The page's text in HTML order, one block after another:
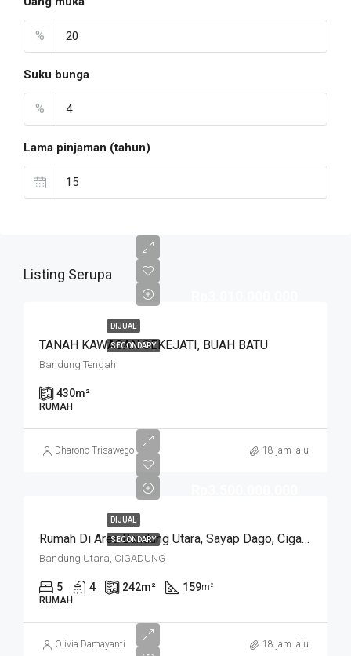
%
Suku bunga
%
Lama pinjaman (tahun)
Listing Serupa
DIJUAL
SECONDARY
TANAH KAWASAN SEKEJATI, BUAH BATU
Bandung Tengah
430m²
RUMAH
Dharono Trisawego 18 jam lalu
DIJUAL
SECONDARY Rumah Di Area Bandung Utara, Sayap Dago, Cigadung.
Bandung Utara, CIGADUNG
5 4 242m² 159m²
RUMAH
Olivia Damayanti 18 jam lalu